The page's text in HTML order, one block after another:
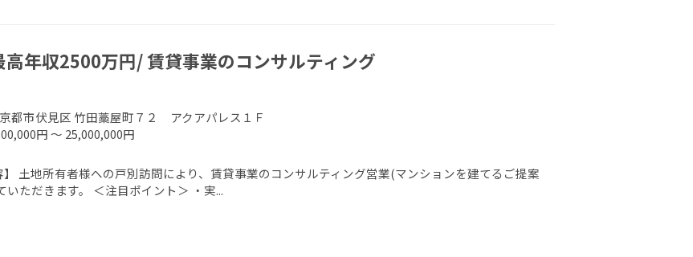
年収2500万円/ 賃貸事業のコンサルティング
都市伏見区 竹田藁屋町７２ アクアパレス１Ｆ
円 ～ 25,000,000円
】 土地所有者様への戸別訪問により、賃貸事業のコンサルティング営業(マンションを建てるご提案
いただきます。 ＜注目ポイント＞ ・実...